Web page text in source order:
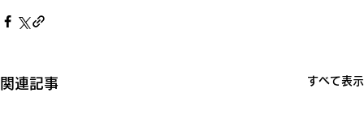
関連記事 すべて表示